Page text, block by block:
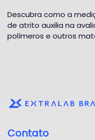
Descubra como a
de atrito auxilia na
polímeros e outros
Contato